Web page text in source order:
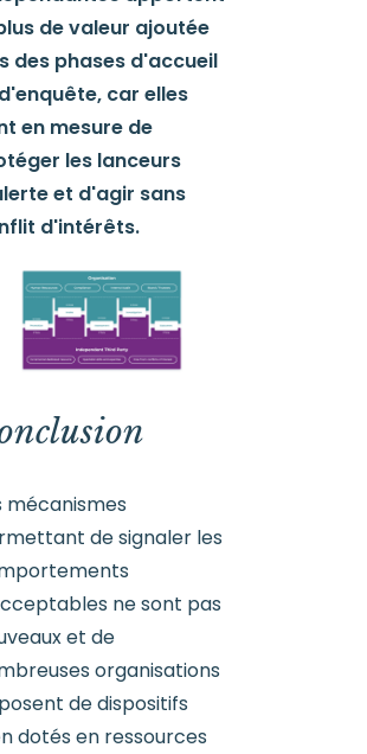
de valeur ajoutée
des phases d'accueil
car elles
en mesure de
les lanceurs
et d'agir sans
d'intérêts.
mécanismes
de signaler les
ne sont pas
et de
organisations
de dispositifs
dotés en ressources